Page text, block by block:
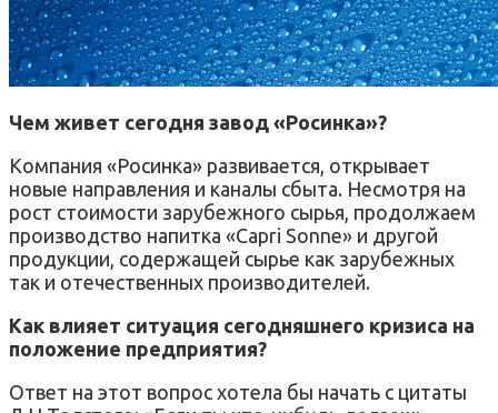
Чем живет сегодня завод «Росинка»?
Компания «Росинка» развивается, открывает
новые направления и каналы сбыта. Несмотря на
рост стоимости зарубежного сырья, продолжаем
производство напитка «Capri Sonne» и другой
продукции, содержащей сырье как зарубежных
так и отечественных производителей.
Как влияет ситуация сегодняшнего кризиса на
положение предприятия?
Ответ на этот вопрос хотела бы начать с цитаты